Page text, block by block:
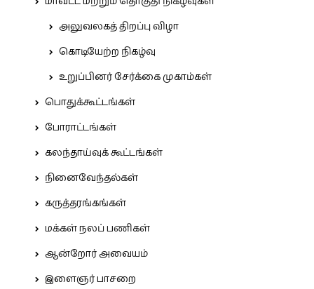
அலுவலகத் திறப்பு விழா
கொடியேற்ற நிகழ்வு
உறுப்பினர் சேர்க்கை முகாம்கள்
பொதுக்கூட்டங்கள்
போராட்டங்கள்
கலந்தாய்வுக் கூட்டங்கள்
நினைவேந்தல்கள்
கருத்தரங்கங்கள்
மக்கள் நலப் பணிகள்
ஆன்றோர் அவையம்
இளைஞர் பாசறை